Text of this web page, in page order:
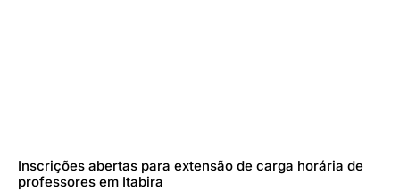
Inscrições abertas para extensão de carga horária de
professores em Itabira